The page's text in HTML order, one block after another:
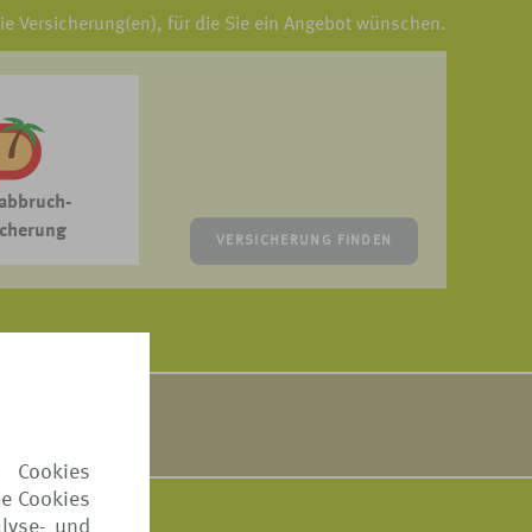
Cookies
und
Versicherung(en), für die Sie ein Angebot wünschen.
VERSICHERUNG FINDEN
hier .